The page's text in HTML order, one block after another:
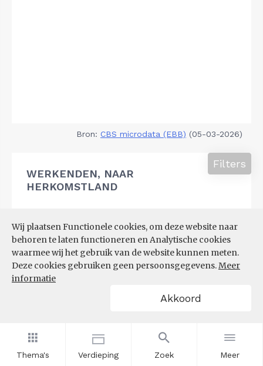
Thema's Verdieping Zoek Meer
Wij plaatsen Functionele cookies, om deze website naar
behoren te laten functioneren en Analytische cookies
waarmee wij het gebruik van de website kunnen meten.
Deze cookies gebruiken geen persoonsgegevens.Meer
informatie
Akkoord
Bron: CBS microdata (EBB) (05-03-2026)
WERKENDEN, NAAR
HERKOMSTLAND
Filters